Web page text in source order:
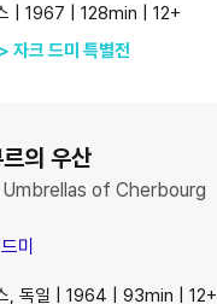
| 1967 | 128min | 12+
자크 드미 특별전
의 우산
of Cherbourg
미
, 독일 | 1964 | 93min | 12+